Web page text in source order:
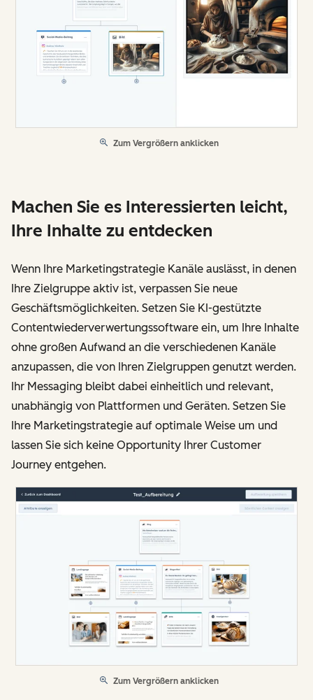
Zum Vergrößern anklicken
Machen Sie es Interessierten leicht,
Ihre Inhalte zu entdecken
Wenn Ihre Marketingstrategie Kanäle auslässt, in denen
Ihre Zielgruppe aktiv ist, verpassen Sie neue
Geschäftsmöglichkeiten. Setzen Sie KI-gestützte
Contentwiederverwertungssoftware ein, um Ihre Inhalte
ohne großen Aufwand an die verschiedenen Kanäle
anzupassen, die von Ihren Zielgruppen genutzt werden.
Ihr Messaging bleibt dabei einheitlich und relevant,
unabhängig von Plattformen und Geräten. Setzen Sie
Ihre Marketingstrategie auf optimale Weise um und
lassen Sie sich keine Opportunity Ihrer Customer
Journey entgehen.
Zum Vergrößern anklicken